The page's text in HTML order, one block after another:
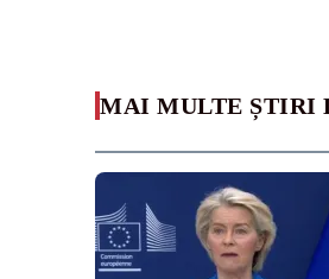
MAI MULTE ȘTIRI